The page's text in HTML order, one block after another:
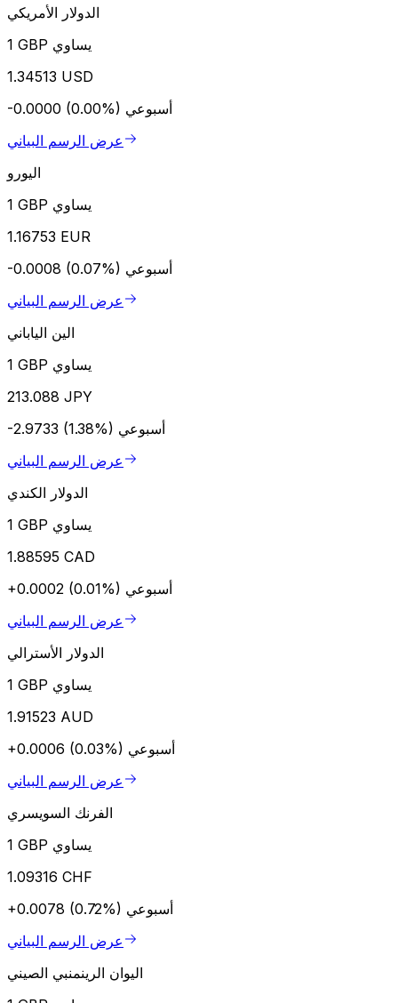
الدولار الأمريكي
1 GBP يساوي
1.34513 USD
-0.0000 (0.00%) أسبوعي
عرض الرسم البياني
اليورو
1 GBP يساوي
1.16753 EUR
-0.0008 (0.07%) أسبوعي
عرض الرسم البياني
الين الياباني
1 GBP يساوي
213.088 JPY
-2.9733 (1.38%) أسبوعي
عرض الرسم البياني
الدولار الكندي
1 GBP يساوي
1.88595 CAD
+0.0002 (0.01%) أسبوعي
عرض الرسم البياني
الدولار الأسترالي
1 GBP يساوي
1.91523 AUD
+0.0006 (0.03%) أسبوعي
عرض الرسم البياني
الفرنك السويسري
1 GBP يساوي
1.09316 CHF
+0.0078 (0.72%) أسبوعي
عرض الرسم البياني
اليوان الرينمنبي الصيني